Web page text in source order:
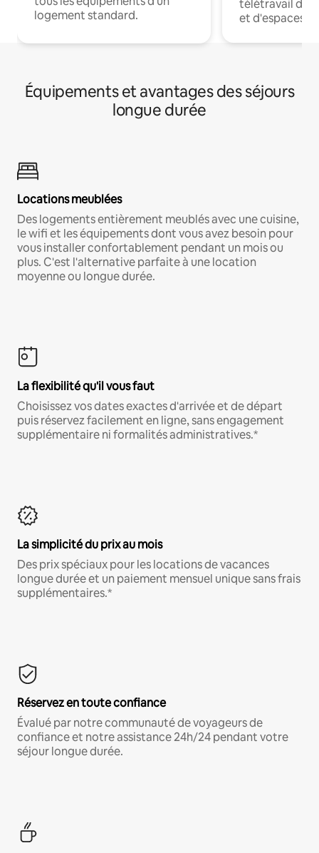
logement standard.
télétravail
et d'espaces
Équipements et avantages des séjours
longue durée
Locations meublées
Des logements entièrement meublés avec une cuisine,
le wifi et les équipements dont vous avez besoin pour
vous installer confortablement pendant un mois ou
plus. C'est l'alternative parfaite à une location
moyenne ou longue durée.
La flexibilité qu'il vous faut
Choisissez vos dates exactes d'arrivée et de départ
puis réservez facilement en ligne, sans engagement
supplémentaire ni formalités administratives.*
La simplicité du prix au mois
Des prix spéciaux pour les locations de vacances
longue durée et un paiement mensuel unique sans frais
supplémentaires.*
Réservez en toute confiance
Évalué par notre communauté de voyageurs de
confiance et notre assistance 24h/24 pendant votre
séjour longue durée.